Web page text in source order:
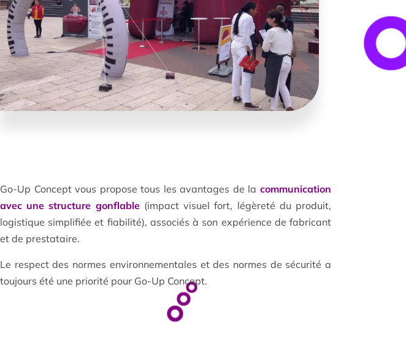
Go-Up Concept vous propose tous les avantages de la communication
avec une structure gonflable(impact visuel fort, légèreté du produit,
logistique simplifiée et fiabilité), associés à son expérience de fabricant
et de prestataire.
Le respect des normes environnementales et des normes de sécurité a
toujours été une priorité pour Go-Up Concept.